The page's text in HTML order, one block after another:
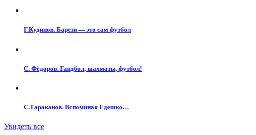
Г.Кудинов. Барези — это сам футбол
С. Фёдоров. Гандбол, шахматы, футбол!
С.Тараканов. Вспоминая Едешко…
Увидеть все